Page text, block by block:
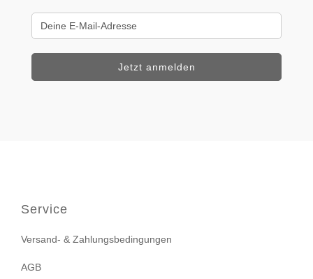
Service
Versand- & Zahlungsbedingungen
AGB